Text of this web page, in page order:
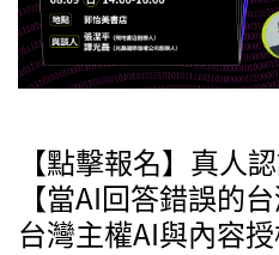
【點擊報名】真人
【當AI回答錯誤的
台灣主權AI與內容授